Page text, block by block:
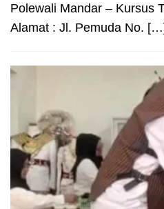
Polewali Mandar – Kursus
Alamat : Jl. Pemuda No.